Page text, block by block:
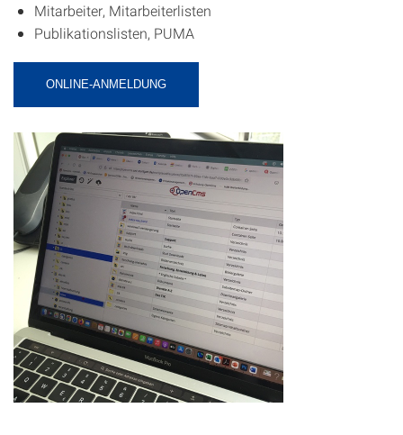
Mitarbeiter, Mitarbeiterlisten
Publikationslisten, PUMA
ONLINE-ANMELDUNG